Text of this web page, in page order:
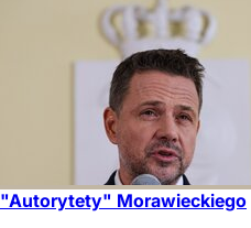
"Autorytety" Morawieckiego